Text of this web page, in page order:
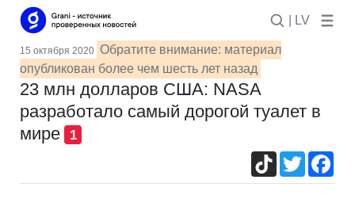
| LV
15 октября 2020 Обратите внимание: материал
опубликован более чем шесть лет назад
23 млн долларов США: NASA
разработало самый дорогой туалет в
мире
1
TikTokTwitter